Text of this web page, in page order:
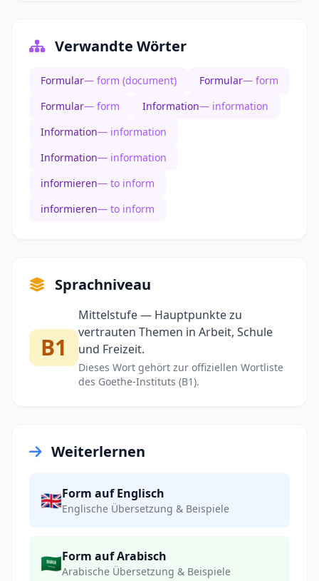
Verwandte Wörter
Formular— form (document) Formular— form
Formular— form Information— information
Information— information
Information— information
informieren— to inform
informieren— to inform
Sprachniveau
B1
Mittelstufe — Hauptpunkte zu
vertrauten Themen in Arbeit, Schule
und Freizeit.
Dieses Wort gehört zur offiziellen Wortliste
des Goethe-Instituts (B1).
Weiterlernen
🇬🇧Form auf Englisch
Englische Übersetzung & Beispiele
🇸🇦Form auf Arabisch
Arabische Übersetzung & Beispiele